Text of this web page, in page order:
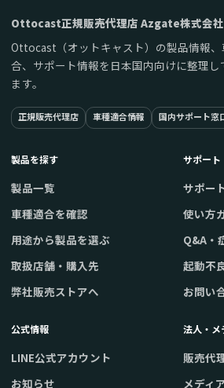
Ottocast正規販売代理店 Azgate株式会社
Ottocast（オットキャスト）の製品情報、
合、サポート情報を日本国内向けに整理し
ます。
正規販売代理店 車種適合情報 国内サポート窓
製品を探す
製品一覧
車種適合を確認
用途から製品を選ぶ
取扱店舗・購入先
弊社販売ストアへ
サポート
サポー
使い方
Q&A・
起動不
お問い
公式情報
LINE公式アカウント
お知らせ
法人・メ
販売代
メディ